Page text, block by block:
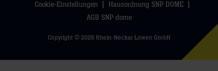
Cookie-Einstellungen
Hausordnung SNP DOME
AGB SNP dome
Copyright © 2026 Rhein-Neckar Löwen GmbH